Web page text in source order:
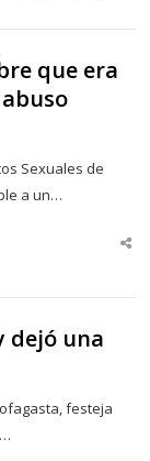
que era
Sexuales de
a un…
dejó una
festeja